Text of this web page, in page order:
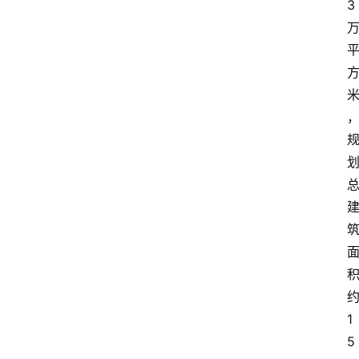
3
万
平
方
米
，
规
划
总
建
筑
面
积
约
1
5